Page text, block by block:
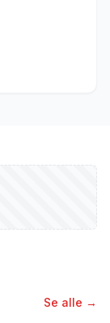
Se alle →